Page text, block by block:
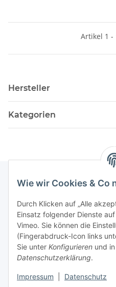
Wie wir Cookies & Co
Durch Klicken auf „Alle
Einsatz folgender Dienste
Vimeo. Sie können die
(Fingerabdruck-Icon links
Sie unter Konfigurieren und
Datenschutzerklärung.
Impressum Datenschutz
Artikel 1 -
Hersteller
Kategorien
Informationen
036204. 803903
Achtung!!!
16:00 – 19:00 Uhr